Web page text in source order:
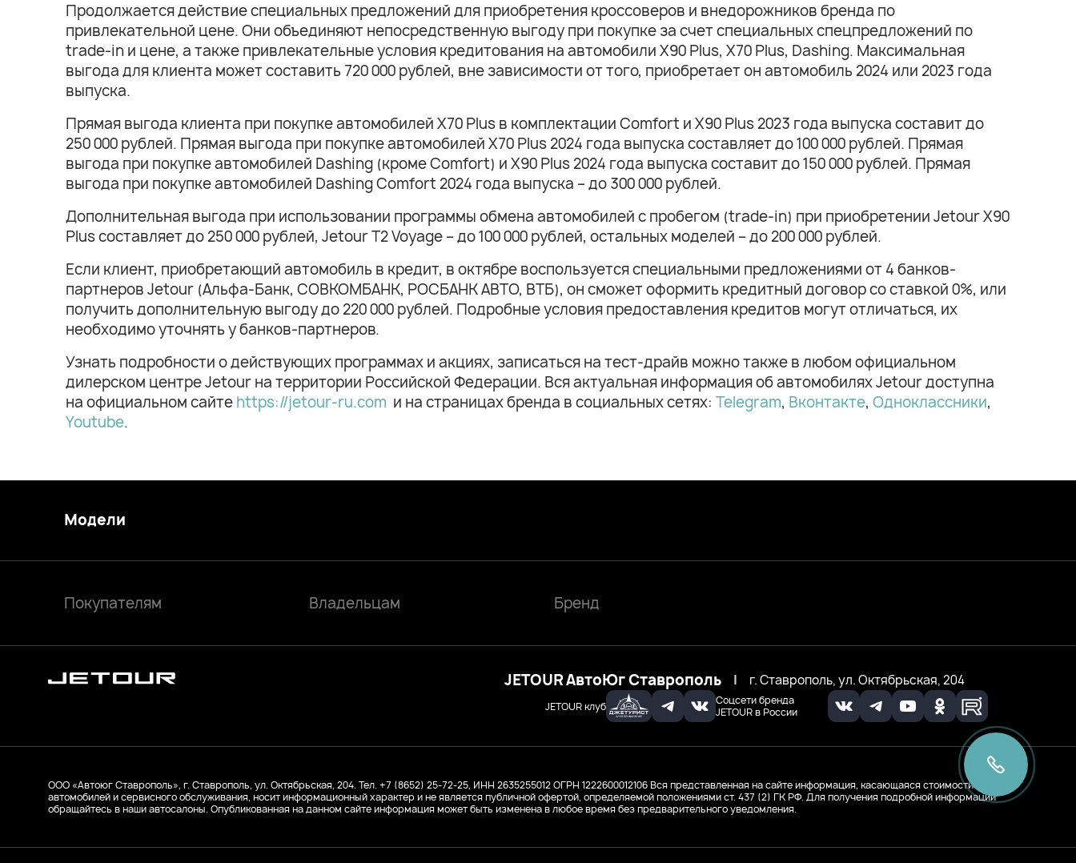
Продолжается действие специальных предложений для приобретения кроссоверов и внедорожников бренда по
привлекательной цене. Они объединяют непосредственную выгоду при покупке за счет специальных спецпредложений по
trade-in и цене, а также привлекательные условия кредитования на автомобили X90 Plus, X70 Plus, Dashing. Максимальная
выгода для клиента может составить 720 000 рублей, вне зависимости от того, приобретает он автомобиль 2024 или 2023 года
выпуска.
Прямая выгода клиента при покупке автомобилей X70 Plus в комплектации Comfort и X90 Plus 2023 года выпуска составит до
250 000 рублей. Прямая выгода при покупке автомобилей X70 Plus 2024 года выпуска составляет до 100 000 рублей. Прямая
выгода при покупке автомобилей Dashing (кроме Comfort) и X90 Plus 2024 года выпуска составит до 150 000 рублей. Прямая
выгода при покупке автомобилей Dashing Comfort 2024 года выпуска – до 300 000 рублей.
Дополнительная выгода при использовании программы обмена автомобилей с пробегом (trade-in) при приобретении Jetour X90
Plus составляет до 250 000 рублей, Jetour T2 Voyage – до 100 000 рублей, остальных моделей – до 200 000 рублей.
Если клиент, приобретающий автомобиль в кредит, в октябре воспользуется специальными предложениями от 4 банков-
партнеров Jetour (Альфа-Банк, СОВКОМБАНК, РОСБАНК АВТО, ВТБ), он сможет оформить кредитный договор со ставкой 0%, или
получить дополнительную выгоду до 220 000 рублей. Подробные условия предоставления кредитов могут отличаться, их
необходимо уточнять у банков-партнеров.
Узнать подробности о действующих программах и акциях, записаться на тест-драйв можно также в любом официальном
дилерском центре Jetour на территории Российской Федерации. Вся актуальная информация об автомобилях Jetour доступна
на официальном сайте https://jetour-ru.com и на страницах бренда в социальных сетях: Telegram, Вконтакте, Одноклассники,
Youtube.
JETOUR клуб
Соцсети бренда
JETOUR в России
JETOUR АвтоЮг Ставрополь | г. Ставрополь, ул. Октябрьская, 204
Модели
Покупателям Владельцам Бренд
ООО «Автоюг Ставрополь», г. Ставрополь, ул. Октябрьская, 204. Тел. +7 (8652) 25-72-25, ИНН 2635255012ОГРН 1222600012106 Вся представленная на сайте информация, касающаяся стоимости
автомобилей и сервисного обслуживания, носит информационный характер и не является публичной офертой, определяемой положениями ст. 437 (2) ГК РФ. Для получения подробной информации
обращайтесь в наши автосалоны. Опубликованная на данном сайте информация может быть изменена в любое время без предварительного уведомления.